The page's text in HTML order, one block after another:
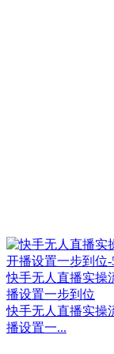
快手无人直播实操
播设置一步到位
快手无人直播实操
播设置一...